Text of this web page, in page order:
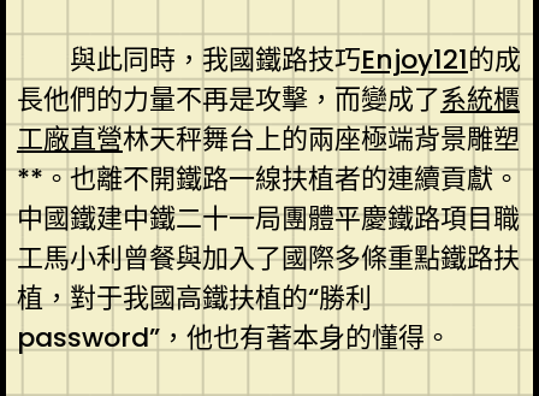
與此同時，我國鐵路技巧Enjoy121的成
長他們的力量不再是攻擊，而變成了系統櫃
工廠直營林天秤舞台上的兩座極端背景雕塑
**。也離不開鐵路一線扶植者的連續貢獻。
中國鐵建中鐵二十一局團體平慶鐵路項目職
工馬小利曾餐與加入了國際多條重點鐵路扶
植，對于我國高鐵扶植的“勝利
password”，他也有著本身的懂得。